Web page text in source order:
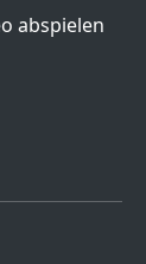
abspielen